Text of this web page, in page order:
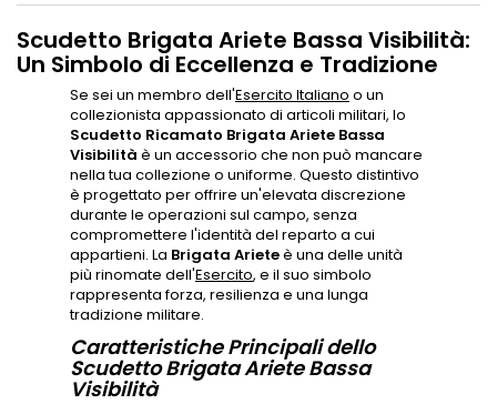
Scudetto Brigata Ariete Bassa Visibilità:
Un Simbolo di Eccellenza e Tradizione
Se sei un membro dell'Esercito Italiano o un
collezionista appassionato di articoli militari, lo
Scudetto Ricamato Brigata Ariete Bassa
Visibilità è un accessorio che non può mancare
nella tua collezione o uniforme. Questo distintivo
è progettato per offrire un'elevata discrezione
durante le operazioni sul campo, senza
compromettere l'identità del reparto a cui
appartieni. La Brigata Arieteè una delle unità
più rinomate dell'Esercito, e il suo simbolo
rappresenta forza, resilienza e una lunga
tradizione militare.
Caratteristiche Principali dello
Scudetto Brigata Ariete Bassa
Visibilità